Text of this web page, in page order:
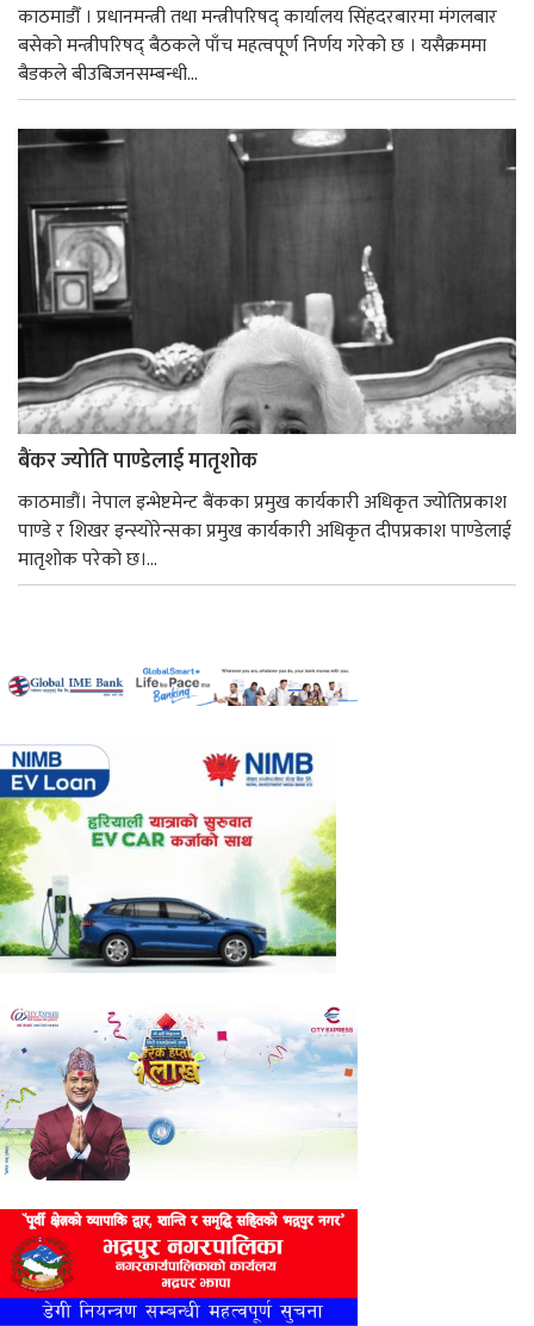
काठमाडौँ । प्रधानमन्त्री तथा मन्त्रीपरिषद् कार्यालय सिंहदरबारमा मंगलबार
बसेको मन्त्रीपरिषद् बैठकले पाँच महत्वपूर्ण निर्णय गरेको छ । यसैक्रममा
बैडकले बीउबिजनसम्बन्धी...
बैंकर ज्योति पाण्डेलाई मातृशोक
काठमाडौं। नेपाल इन्भेष्टमेन्ट बैंकका प्रमुख कार्यकारी अधिकृत ज्योतिप्रकाश
पाण्डे र शिखर इन्स्योरेन्सका प्रमुख कार्यकारी अधिकृत दीपप्रकाश पाण्डेलाई
मातृशोक परेको छ।...